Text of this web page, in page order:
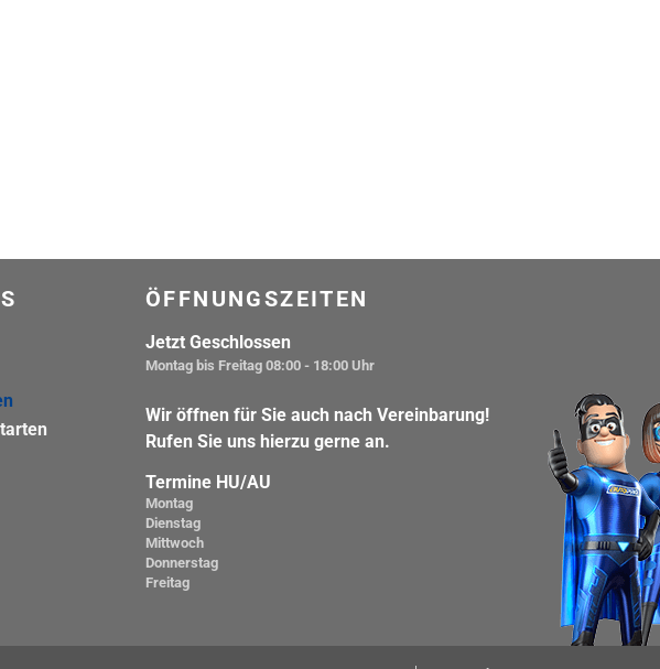
ÖFFNUNGSZEITEN
Jetzt Geschlossen
Montag bis Freitag 08:00 - 18:00 Uhr
Wir öffnen für Sie auch nach Vereinbarung!
Rufen Sie uns hierzu gerne an.
Termine HU/AU
Montag
Dienstag
Mittwoch
Donnerstag
Freitag